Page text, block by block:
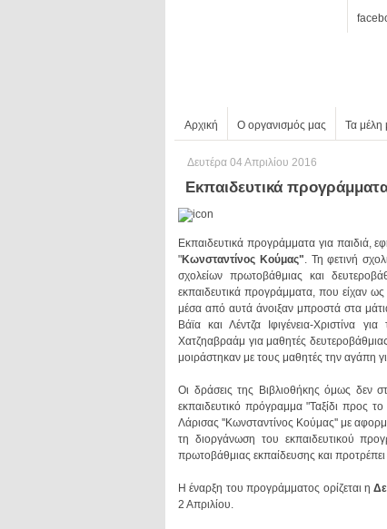
Αρχική Ο οργανισμός μας Τα μέλη
Δευτέρα 04 Απριλίου 2016
Εκπαιδευτικά
Εκπαιδευτικά προγράμματα για παιδιά,
"Κωνσταντίνος Κούμας"
μοιράστηκαν με τους μαθητές την αγάπη
Λάρισας ''Κωνσταντίνος Κούμας'' με
τη διοργάνωση του εκπαιδευτικού
πρωτοβάθμιας εκπαίδευσης και
Η έναρξη του προγράμματος ορίζεται η
2 Απριλίου.